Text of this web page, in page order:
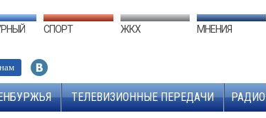
СПОРТ ЖКХ МНЕНИЯ
ТЕЛЕВИЗИОННЫЕ ПЕРЕДАЧИ РАДИО